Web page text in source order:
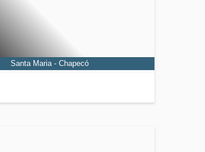
Santa Maria - Chapecó